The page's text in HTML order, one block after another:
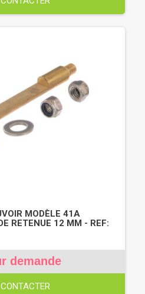
MODÈLE 41A
RETENUE 12 MM - REF:
demande